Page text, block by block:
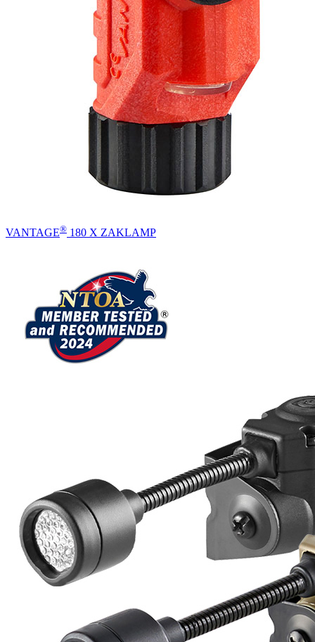
VANTAGE® 180 X ZAKLAMP